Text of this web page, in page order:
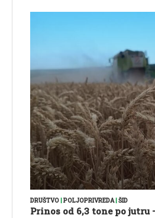
DRUŠTVO POLJOPRIVREDA| ŠID
Prinos od 6,3 tone po jutru